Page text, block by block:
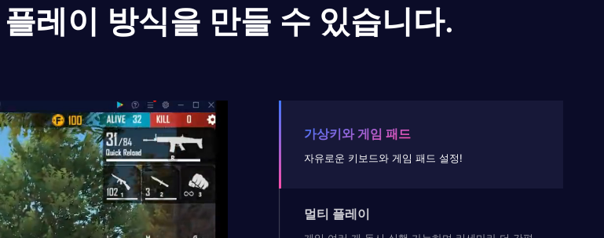
레이 방식을 만들 수 있습니다.
가상키와 게임 패드
자유로운 키보드와 게임 패드 설정!
멀티 플레이